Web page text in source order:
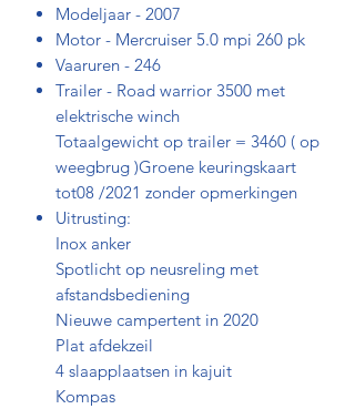
Modeljaar - 2007
Motor - Mercruiser 5.0 mpi 260 pk
Vaaruren - 246
Trailer - Road warrior 3500 met
elektrische winch
Totaalgewicht op trailer = 3460 ( op
weegbrug )Groene keuringskaart
tot08 /2021 zonder opmerkingen
Uitrusting:
Inox anker
Spotlicht op neusreling met
afstandsbediening
Nieuwe campertent in 2020
Plat afdekzeil
4 slaapplaatsen in kajuit
Kompas